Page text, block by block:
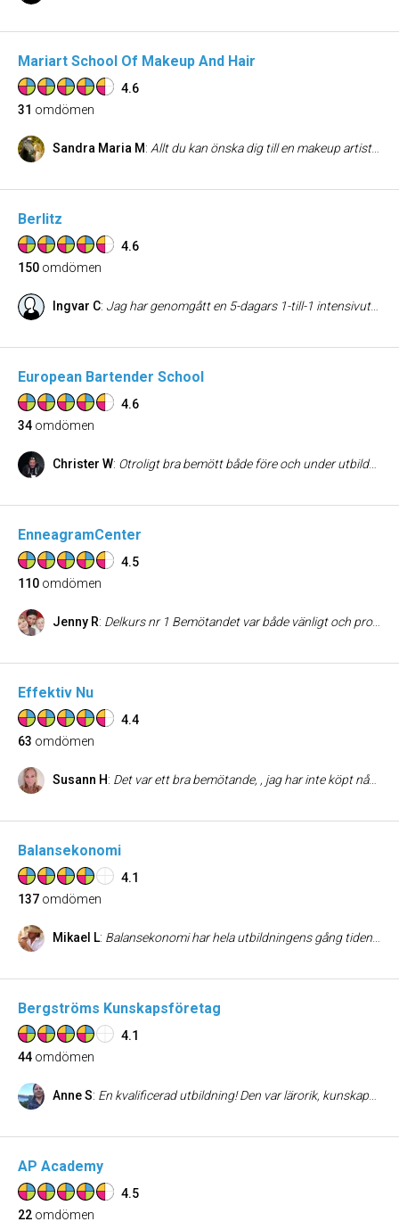
Mariart School Of Makeup And Hair
4.6
31 omdömen
Sandra Maria M: Allt du kan önska dig till en makeup artist utbildning. Så fina lokaler , underbar stämning. Fantastiska veganska produkter och framförallt duktiga välutbildade lärare . Du lär dig allt inom yrket och branschen och kommer stå på starka ben när du lämnar skolan. Självklart så finns skolan där för dig efter din utbildning och hjälper till med jobb och praktik möjligheter eller med andra tips och råd. Att plugga på Mariart är de bästa valet jag har gjort i mitt liv.
Berlitz
4.6
150 omdömen
Ingvar C: Jag har genomgått en 5-dagars 1-till-1 intensivutbildning på heltid i avancerad affärsengelska. Jag är imponerad av kvaliteten på utbidlningen och kompetensen på de tre utbildare som jag hade kontakt med. Mycket lärorikt och strukturerat med tydliga mål. Utbildningen uppfyllde mina förväntningar med råge.
European Bartender School
4.6
34 omdömen
Christer W: Otroligt bra bemött både före och under utbildningen. Gjorde min utbildning i Thailand där alla lärare var otroligt kompetenta samt duktiga på att lära ut. Det enda på minussidan var att Piké tröjorna som det i reklamen utlovades var slut och att det inte går att lösa med frakt från Stockholm där man har på lager. (Jag bor i Gävle). Jag har varmt rekommenderat andra att gå denna utbildning och skulle lätt själv göra om den igen.
EnneagramCenter
4.5
110 omdömen
Jenny R: Delkurs nr 1 Bemötandet var både vänligt och professionellt och kursen levde upp till de förväntningar jag hade. Den gjorde också att jag blev mer intresserad och vill fortsätta att utbilda mig.
Effektiv Nu
4.4
63 omdömen
Susann H: Det var ett bra bemötande, , jag har inte köpt några tjänster ( förutom kursen som min arbetsgivare betalade. Jag har haft nytta av detta i mitt daglga arbete.
Balansekonomi
4.1
137 omdömen
Mikael L: Balansekonomi har hela utbildningens gång tiden varit väldigt trevliga och hjälpsamma. Men trots det inte backat på sitt löfte att utmana och förvirra till förändring av attityd och beteende. Balansekonomi har satt fokus på hur samhället egentligen fungerar och hur vi fungerar i relation till det - det har och kommer vara till ovärderlig nytta för mig livet igenom!
Bergströms Kunskapsföretag
4.1
44 omdömen
Anne S: En kvalificerad utbildning! Den var lärorik, kunskapsbildande och en är kunnig efter utbildningen.
AP Academy
4.5
22 omdömen